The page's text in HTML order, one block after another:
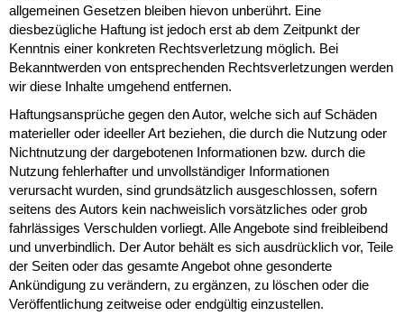
allgemeinen Gesetzen bleiben hievon unberührt. Eine
diesbezügliche Haftung ist jedoch erst ab dem Zeitpunkt der
Kenntnis einer konkreten Rechtsverletzung möglich. Bei
Bekanntwerden von entsprechenden Rechtsverletzungen werden
wir diese Inhalte umgehend entfernen.
Haftungsansprüche gegen den Autor, welche sich auf Schäden
materieller oder ideeller Art beziehen, die durch die Nutzung oder
Nichtnutzung der dargebotenen Informationen bzw. durch die
Nutzung fehlerhafter und unvollständiger Informationen
verursacht wurden, sind grundsätzlich ausgeschlossen, sofern
seitens des Autors kein nachweislich vorsätzliches oder grob
fahrlässiges Verschulden vorliegt. Alle Angebote sind freibleibend
und unverbindlich. Der Autor behält es sich ausdrücklich vor, Teile
der Seiten oder das gesamte Angebot ohne gesonderte
Ankündigung zu verändern, zu ergänzen, zu löschen oder die
Veröffentlichung zeitweise oder endgültig einzustellen.